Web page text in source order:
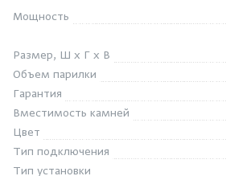
Душевые поддоны и системы слива
Интерьер
Инфракрасные сауны
Лёдогенераторы
Мощность
Размер, Ш x Г x В
Объем парилки
Гарантия
Вместимость камней
Цвет
Тип подключения
Тип установки